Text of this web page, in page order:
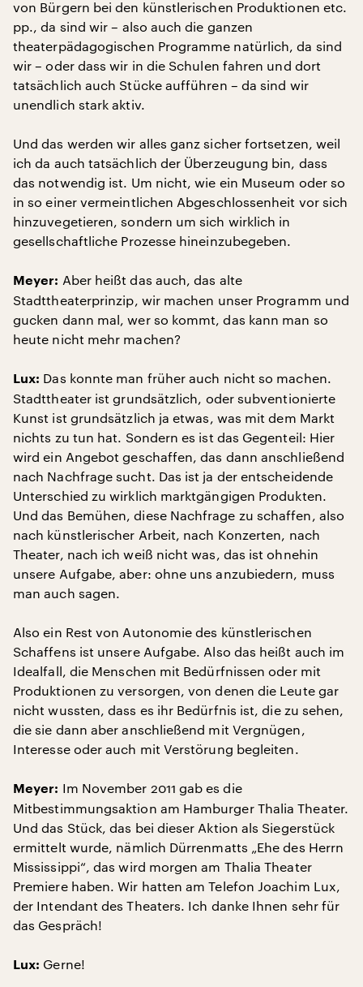
von Bürgern bei den künstlerischen Produktionen etc.
pp., da sind wir – also auch die ganzen
theaterpädagogischen Programme natürlich, da sind
wir – oder dass wir in die Schulen fahren und dort
tatsächlich auch Stücke aufführen – da sind wir
unendlich stark aktiv.
Und das werden wir alles ganz sicher fortsetzen, weil
ich da auch tatsächlich der Überzeugung bin, dass
das notwendig ist. Um nicht, wie ein Museum oder so
in so einer vermeintlichen Abgeschlossenheit vor sich
hinzuvegetieren, sondern um sich wirklich in
gesellschaftliche Prozesse hineinzubegeben.
Meyer: Aber heißt das auch, das alte
Stadttheaterprinzip, wir machen unser Programm und
gucken dann mal, wer so kommt, das kann man so
heute nicht mehr machen?
Lux: Das konnte man früher auch nicht so machen.
Stadttheater ist grundsätzlich, oder subventionierte
Kunst ist grundsätzlich ja etwas, was mit dem Markt
nichts zu tun hat. Sondern es ist das Gegenteil: Hier
wird ein Angebot geschaffen, das dann anschließend
nach Nachfrage sucht. Das ist ja der entscheidende
Unterschied zu wirklich marktgängigen Produkten.
Und das Bemühen, diese Nachfrage zu schaffen, also
nach künstlerischer Arbeit, nach Konzerten, nach
Theater, nach ich weiß nicht was, das ist ohnehin
unsere Aufgabe, aber: ohne uns anzubiedern, muss
man auch sagen.
Also ein Rest von Autonomie des künstlerischen
Schaffens ist unsere Aufgabe. Also das heißt auch im
Idealfall, die Menschen mit Bedürfnissen oder mit
Produktionen zu versorgen, von denen die Leute gar
nicht wussten, dass es ihr Bedürfnis ist, die zu sehen,
die sie dann aber anschließend mit Vergnügen,
Interesse oder auch mit Verstörung begleiten.
Meyer: Im November 2011 gab es die
Mitbestimmungsaktion am Hamburger Thalia Theater.
Und das Stück, das bei dieser Aktion als Siegerstück
ermittelt wurde, nämlich Dürrenmatts „Ehe des Herrn
Mississippi“, das wird morgen am Thalia Theater
Premiere haben. Wir hatten am Telefon Joachim Lux,
der Intendant des Theaters. Ich danke Ihnen sehr für
das Gespräch!
Lux: Gerne!